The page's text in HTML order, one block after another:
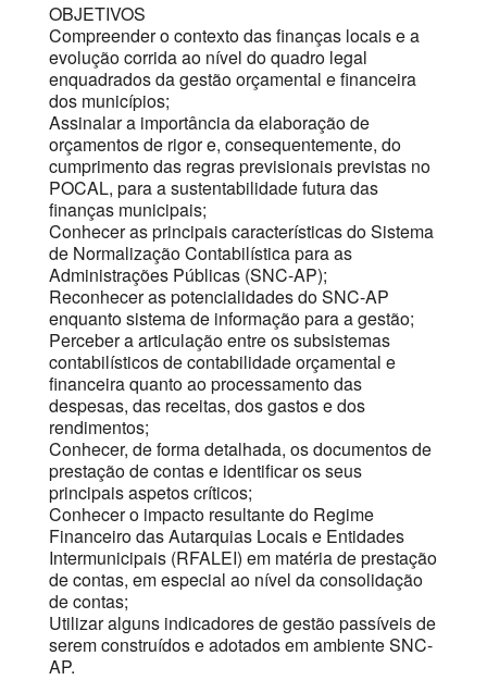
OBJETIVOS
Compreender o contexto das finanças locais e a
evolução corrida ao nível do quadro legal
enquadrados da gestão orçamental e financeira
dos municípios;
Assinalar a importância da elaboração de
orçamentos de rigor e, consequentemente, do
cumprimento das regras previsionais previstas no
POCAL, para a sustentabilidade futura das
finanças municipais;
Conhecer as principais características do Sistema
de Normalização Contabilística para as
Administrações Públicas (SNC-AP);
Reconhecer as potencialidades do SNC-AP
enquanto sistema de informação para a gestão;
Perceber a articulação entre os subsistemas
contabilísticos de contabilidade orçamental e
financeira quanto ao processamento das
despesas, das receitas, dos gastos e dos
rendimentos;
Conhecer, de forma detalhada, os documentos de
prestação de contas e identificar os seus
principais aspetos críticos;
Conhecer o impacto resultante do Regime
Financeiro das Autarquias Locais e Entidades
Intermunicipais (RFALEI) em matéria de prestação
de contas, em especial ao nível da consolidação
de contas;
Utilizar alguns indicadores de gestão passíveis de
serem construídos e adotados em ambiente SNC-
AP.